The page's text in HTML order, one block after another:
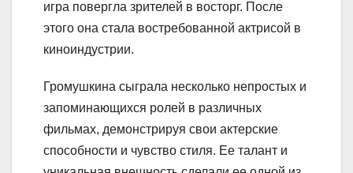
игра повергла зрителей в восторг. После
этого она стала востребованной актрисой в
киноиндустрии.
Громушкина сыграла несколько непростых и
запоминающихся ролей в различных
фильмах, демонстрируя свои актерские
способности и чувство стиля. Ее талант и